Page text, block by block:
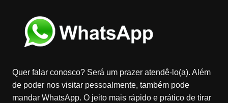
Quer falar conosco? Será um prazer atendê-lo(a). Além
de poder nos visitar pessoalmente, também pode
mandar WhatsApp. O jeito mais rápido e prático de tirar